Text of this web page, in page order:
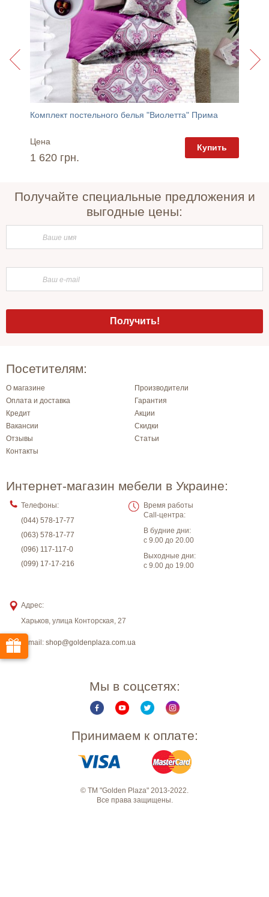
Комплект постельного белья "Виолетта" Прима
Цена
1 620 грн.
Купить
Получайте специальные предложения и
выгодные цены:
Посетителям:
О магазине
Производители
Оплата и доставка
Гарантия
Кредит
Акции
Вакансии
Скидки
Отзывы
Статьи
Контакты
Интернет-магазин мебели в Украине:
Телефоны:
(044) 578-17-77
(063) 578-17-77
(096) 117-117-0
(099) 17-17-216
Время работы
Call-центра:
В будние дни:
с 9.00 до 20.00
Выходные дни:
с 9.00 до 19.00
Адрес:
Харьков улица Конторская, 27
E-mail: shop@goldenplaza.com.ua
Мы в соцсетях:
Принимаем к оплате:
© ТМ "Golden Plaza" 2013-2022.
Все права защищены.